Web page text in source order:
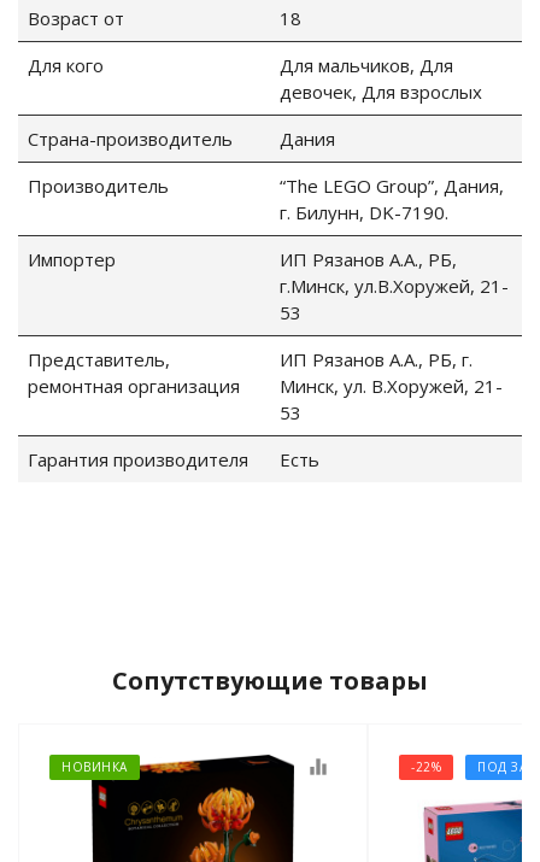
Возраст от
18
Для кого
Для мальчиков, Для
девочек, Для взрослых
Страна-производитель
Дания
Производитель
“The LEGO Group”, Дания,
г. Билунн, DK-7190.
Импортер
ИП Рязанов А.А., РБ,
г.Минск, ул.В.Хоружей, 21-
53
Представитель,
ремонтная организация
ИП Рязанов А.А., РБ, г.
Минск, ул. В.Хоружей, 21-
53
Гарантия производителя
Есть
Сопутствующие товары
НОВИНКА equalizer -22% ПОД